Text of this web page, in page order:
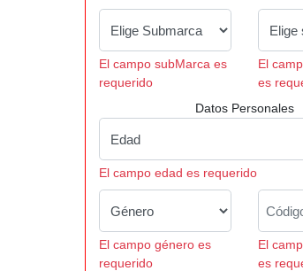
El campo subMarca es
requerido
El
es
Datos Personales
El campo edad es requerido
El campo género es
requerido
El
es